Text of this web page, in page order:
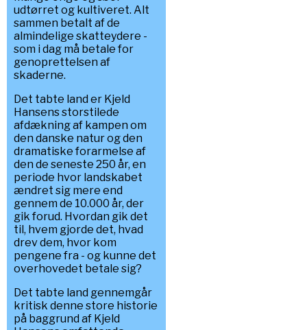
udtørret og kultiveret. Alt
sammen betalt af de
almindelige skatteydere -
som i dag må betale for
genoprettelsen af
skaderne.
Det tabte land er Kjeld
Hansens storstilede
afdækning af kampen om
den danske natur og den
dramatiske forarmelse af
den de seneste 250 år, en
periode hvor landskabet
ændret sig mere end
gennem de 10.000 år, der
gik forud. Hvordan gik det
til, hvem gjorde det, hvad
drev dem, hvor kom
pengene fra - og kunne det
overhovedet betale sig?
Det tabte land gennemgår
kritisk denne store historie
på baggrund af Kjeld